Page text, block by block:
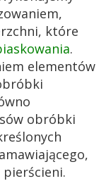
które
.
elementów
obróbki
pierścieni.